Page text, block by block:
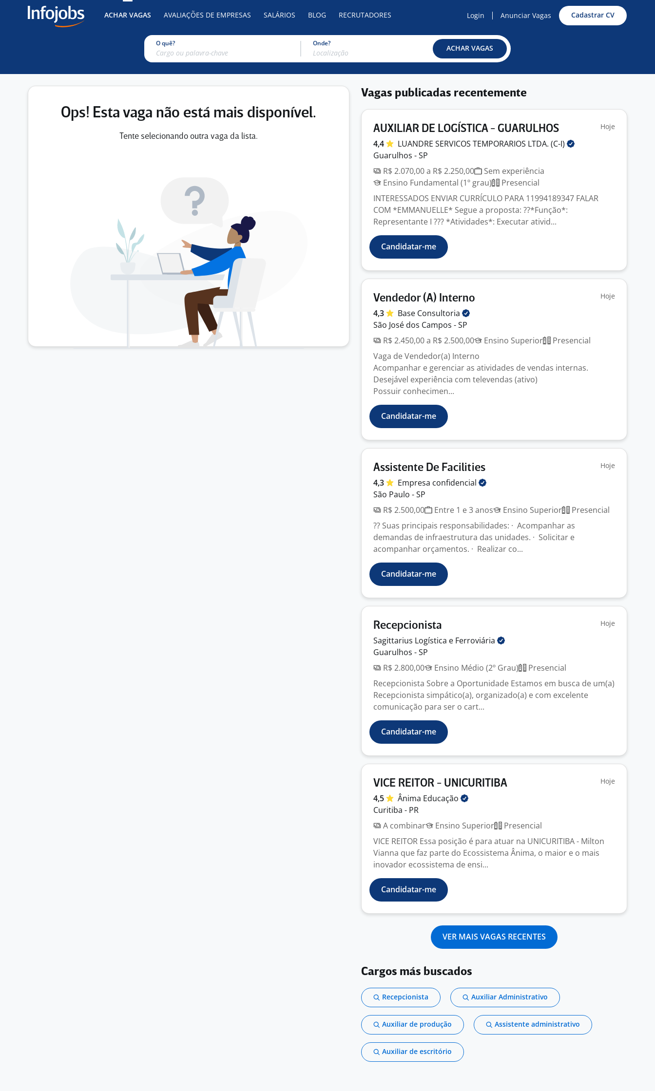
ACHAR VAGAS AVALIAÇÕES DE EMPRESAS SALÁRIOS BLOG RECRUTADORES Login Anunciar Vagas Cadastrar CV
O quê? Onde?
ACHAR VAGAS
Ops! Esta vaga não está mais disponível.
Tente selecionando outra vaga da lista.
Vagas publicadas recentemente
AUXILIAR DE LOGÍSTICA - GUARULHOS Hoje
4,4 LUANDRE SERVICOS TEMPORARIOS LTDA. (C-I)
Guarulhos - SP
R$ 2.070,00 a R$ 2.250,00
Sem experiência
Ensino Fundamental (1º grau)
Presencial
INTERESSADOS ENVIAR CURRÍCULO PARA 11994189347 FALAR
COM *EMMANUELLE* Segue a proposta: ??*Função*:
Representante I ??? *Atividades*: Executar ativid...
Candidatar-me
Vendedor (A) Interno Hoje
4,3 Base Consultoria
São José dos Campos - SP
R$ 2.450,00 a R$ 2.500,00
Ensino Superior
Presencial
Vaga de Vendedor(a) Interno
Acompanhar e gerenciar as atividades de vendas internas.
Desejável experiência com televendas (ativo)
Possuir conhecimen...
Candidatar-me
Assistente De Facilities Hoje
4,3 Empresa confidencial
São Paulo - SP
R$ 2.500,00
Entre 1 e 3 anos Ensino Superior
Presencial
?? Suas principais responsabilidades: · Acompanhar as
demandas de infraestrutura das unidades. · Solicitar e
acompanhar orçamentos. · Realizar co...
Candidatar-me
Recepcionista Hoje
Sagittarius Logística e Ferroviária
Guarulhos - SP
R$ 2.800,00
Ensino Médio (2º Grau)
Presencial
Recepcionista Sobre a Oportunidade Estamos em busca de um(a)
Recepcionista simpático(a), organizado(a) e com excelente
comunicação para ser o cart...
Candidatar-me
VICE REITOR - UNICURITIBA Hoje
4,5 Ânima Educação
Curitiba - PR
A combinar
Ensino Superior
Presencial
VICE REITOR Essa posição é para atuar na UNICURITIBA - Milton
Vianna que faz parte do Ecossistema Ânima, o maior e o mais
inovador ecossistema de ensi...
Candidatar-me
VER MAIS VAGAS RECENTES
Cargos más buscados
Recepcionista Auxiliar Administrativo
Auxiliar de produção Assistente administrativo
Auxiliar de escritório